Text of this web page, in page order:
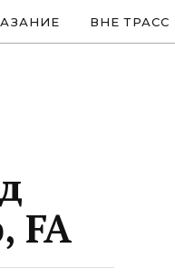
ВНЕ ТРАСС
FA